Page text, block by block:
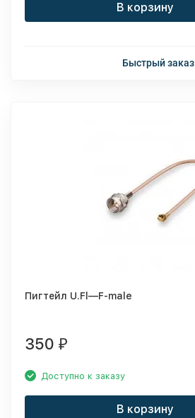
В корзину
Быстрый заказ
Пигтейл U.Fl—F-male
350 ₽
Доступно к заказу
В корзину